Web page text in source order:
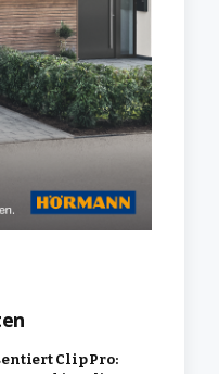
Clip Pro: